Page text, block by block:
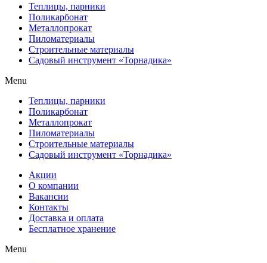
Теплицы, парники
Поликарбонат
Металлопрокат
Пиломатериалы
Строительные материалы
Садовый инструмент «Торнадика»
Menu
Теплицы, парники
Поликарбонат
Металлопрокат
Пиломатериалы
Строительные материалы
Садовый инструмент «Торнадика»
Акции
О компании
Вакансии
Контакты
Доставка и оплата
Бесплатное хранение
Menu